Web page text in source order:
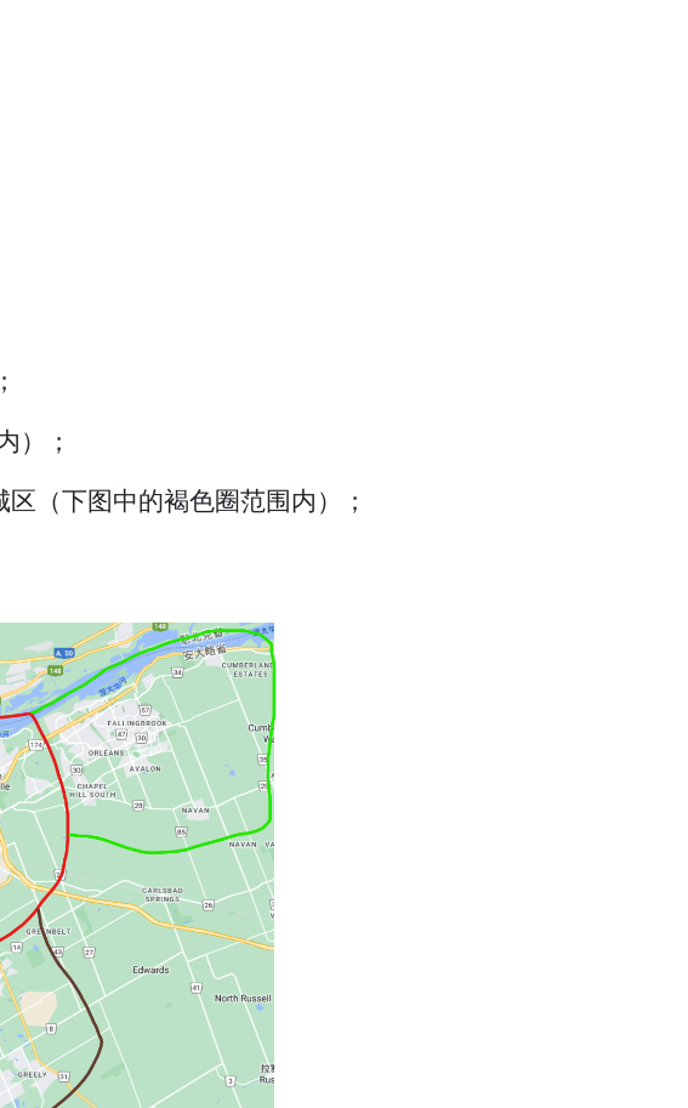
）；
区（下图中的褐色圈范围内）；